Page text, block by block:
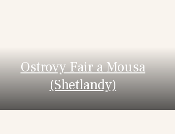
Ostrovy Fair a Mousa
(Shetlandy)